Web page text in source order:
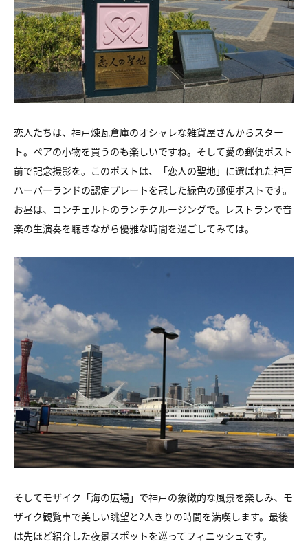
恋人たちは、神戸煉瓦倉庫のオシャレな雑貨屋さんからスター
ト。ペアの小物を買うのも楽しいですね。そして愛の郵便ポスト
前で記念撮影を。このポストは、「恋人の聖地」に選ばれた神戸
ハーバーランドの認定プレートを冠した緑色の郵便ポストです。
お昼は、コンチェルトのランチクルージングで。レストランで音
楽の生演奏を聴きながら優雅な時間を過ごしてみては。
そしてモザイク「海の広場」で神戸の象徴的な風景を楽しみ、モ
ザイク観覧車で美しい眺望と2人きりの時間を満喫します。最後
は先ほど紹介した夜景スポットを巡ってフィニッシュです。